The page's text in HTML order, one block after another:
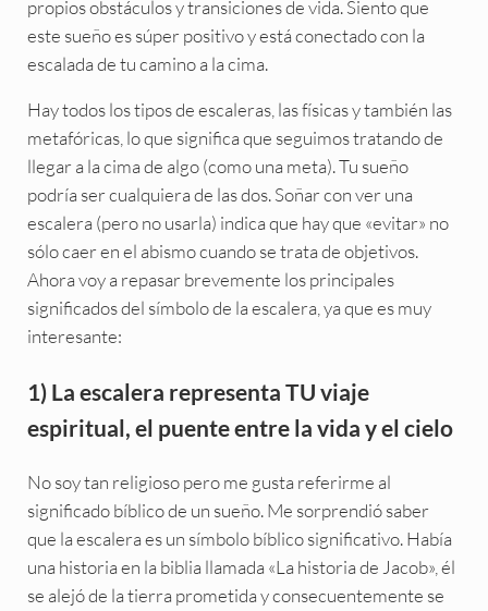
propios obstáculos y transiciones de vida. Siento que
este sueño es súper positivo y está conectado con la
escalada de tu camino a la cima.
Hay todos los tipos de escaleras, las físicas y también las
metafóricas, lo que significa que seguimos tratando de
llegar a la cima de algo (como una meta). Tu sueño
podría ser cualquiera de las dos. Soñar con ver una
escalera (pero no usarla) indica que hay que «evitar» no
sólo caer en el abismo cuando se trata de objetivos.
Ahora voy a repasar brevemente los principales
significados del símbolo de la escalera, ya que es muy
interesante:
1) La escalera representa TU viaje
espiritual, el puente entre la vida y el cielo
No soy tan religioso pero me gusta referirme al
significado bíblico de un sueño. Me sorprendió saber
que la escalera es un símbolo bíblico significativo. Había
una historia en la biblia llamada «La historia de Jacob», él
se alejó de la tierra prometida y consecuentemente se